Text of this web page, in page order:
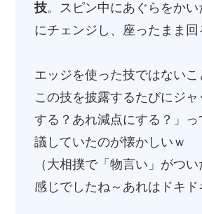
技。スピン中にあぐらをか
にチェンジし、座ったまま回
エッジを使った技ではない
この技を披露するたびにジャ
する？あれ減点にする？」
議していたのが懐かしいｗ
（大相撲で「物言い」がつ
感じでしたね～あれはドキド